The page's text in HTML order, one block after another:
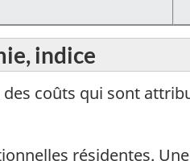
indice
coûts qui sont
résidentes.